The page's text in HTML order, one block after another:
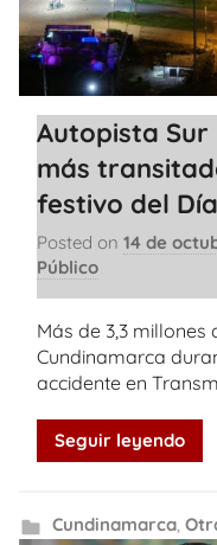
Autopista Sur
más
festivo del
Posted on 14 de
Público
Más de 3,3
Cundinamarca
accidente en
Seguir leyendo
Cundinamarca,